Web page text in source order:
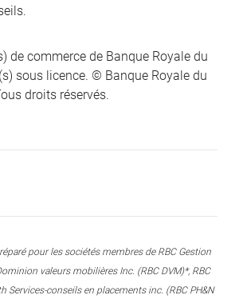
de commerce de Banque Royale du
sous licence. © Banque Royale du
droits réservés.
pour les sociétés membres de RBC Gestion
valeurs mobilières Inc. (RBC DVM)*, RBC
Services-conseils en placements inc. (RBC PH&N